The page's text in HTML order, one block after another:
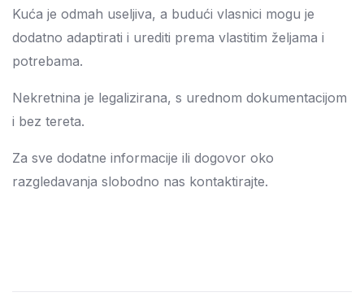
Kuća je odmah useljiva, a budući vlasnici mogu je
dodatno adaptirati i urediti prema vlastitim željama i
potrebama.
Nekretnina je legalizirana, s urednom dokumentacijom
i bez tereta.
Za sve dodatne informacije ili dogovor oko
razgledavanja slobodno nas kontaktirajte.